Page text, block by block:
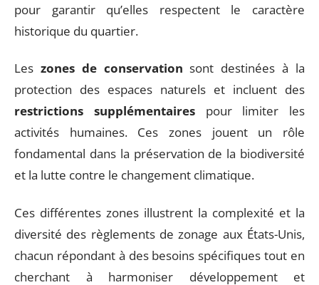
pour garantir qu’elles respectent le caractère
historique du quartier.
Les zones de conservation sont destinées à la
protection des espaces naturels et incluent des
restrictions supplémentairespour limiter les
activités humaines. Ces zones jouent un rôle
fondamental dans la préservation de la biodiversité
et la lutte contre le changement climatique.
Ces différentes zones illustrent la complexité et la
diversité des règlements de zonage aux États-Unis,
chacun répondant à des besoins spécifiques tout en
cherchant à harmoniser développement et